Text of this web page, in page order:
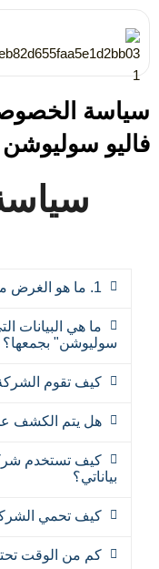
المحتوى
سياسة
فاليو سوليوشن
1. ما هو الغرض من سياسة الخصوصية؟
ما هي البيانات
سوليوشن" بجمعها؟
كيف تقوم
هل يتم الكشف
كيف تستخدم
بياناتي؟
كيف تحمي
كم من الوقت